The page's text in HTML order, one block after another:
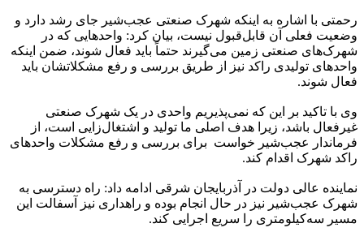
رحمتی با اشاره به اینکه شهرک صنعتی عجب‌شیر جای رشد دارد و
وضعیت فعلی آن قابل‌قبول نیست، بیان کرد: واحدهایی که در
شهرک‌های صنعتی زمین می‌گیرند حتماً باید فعال شوند، ضمن اینکه
واحد‌های تولیدی راکد نیز از طریق بررسی و رفع مشکلاتشان باید
فعال شوند.
وی با تاکید بر این که نمی‌پذیریم واحدی در یک شهرک صنعتی
غیرفعال باشد، زیرا هدف اصلی ما تولید و اشتغال‌زایی است، از
فرماندار عجب‌شیر خواست برای بررسی و رفع مشکلات واحدهای
راکد شهرک اقدام کند.
نماینده عالی دولت در آذربایجان شرقی ادامه داد: راه دسترسی به
شهرک عجب‌شیر نیز در حال انجام بوده و راهداری نیز آسفالت این
مسیر سه‌کیلومتری را سریع اجرایی کند.